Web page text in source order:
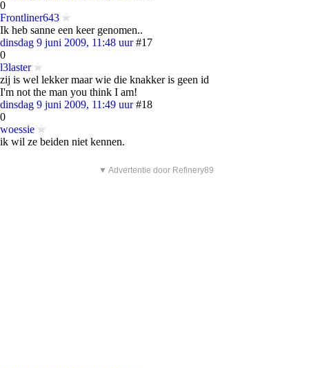
0
Frontliner643
Ik heb sanne een keer genomen..
dinsdag 9 juni 2009, 11:48 uur #17
0
l3laster
zij is wel lekker maar wie die knakker is geen id
I'm not the man you think I am!
dinsdag 9 juni 2009, 11:49 uur #18
0
woessie
ik wil ze beiden niet kennen.
▼ Advertentie door Refinery89